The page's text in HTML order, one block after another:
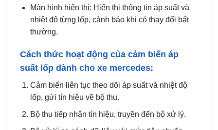
thường.
Cách thức hoạt động của cảm biến áp
Cảm biến liên tục theo dõi áp suất và nhiệt độ
lốp, gửi tín hiệu về bộ thu.
Bộ thu tiếp nhận tín hiệu, truyền đến bộ xử lý.
được cài đặt.